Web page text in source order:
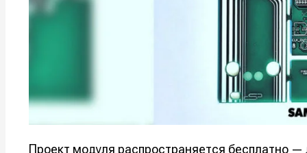
Войти
Войти
Войти
Войти
Проект модуля распространяется бесплатно